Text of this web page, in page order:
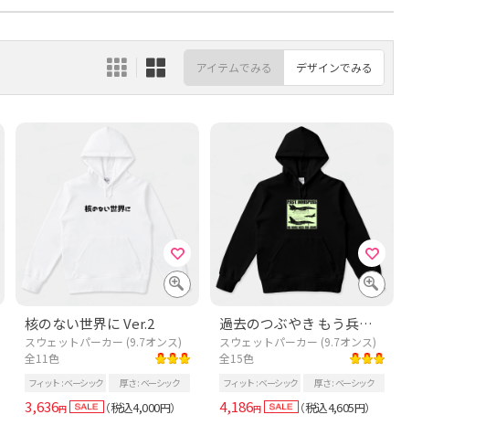
アイテムでみる デザインでみる
核のない世界に Ver.2
スウェットパーカー (9.7オンス)
全11色
フィット ベーシック 厚さ ベーシック
3,636円 （税込4,000円）
過去のつぶやき もう兵器はいらない!(濃色用)
スウェットパーカー (9.7オンス)
全15色
フィット ベーシック 厚さ ベーシック
4,186円 （税込4,605円）